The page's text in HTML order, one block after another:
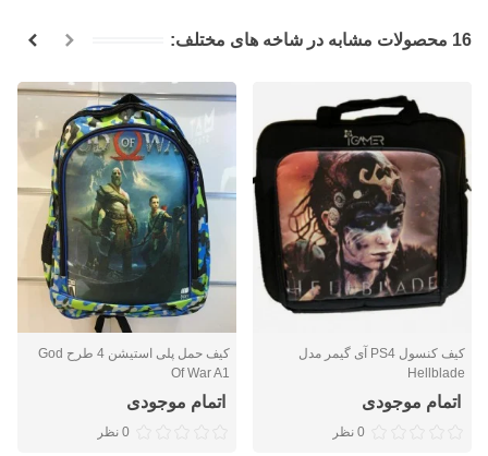
16 محصولات مشابه در شاخه های مختلف:
کیف کنسول PS4 آی گیمر مدل
Hellblade
اتمام موجودی
0 نظر
کیف حمل پلی استیشن 4 طرح God
Of War A1
اتمام موجودی
0 نظر